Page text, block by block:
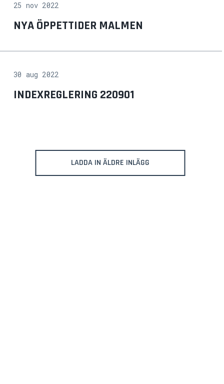
25 nov 2022
NYA ÖPPETTIDER MALMEN
30 aug 2022
INDEXREGLERING 220901
LADDA IN ÄLDRE INLÄGG